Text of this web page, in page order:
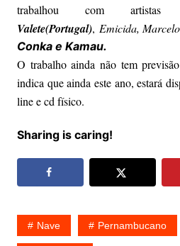
trabalhou com
Valete(Portugal), Emicida,
Conkae Kamau.
O trabalho ainda não tem
indica que ainda este ano, estará
line e cd físico.
Sharing is caring!
Nave Pernambucano